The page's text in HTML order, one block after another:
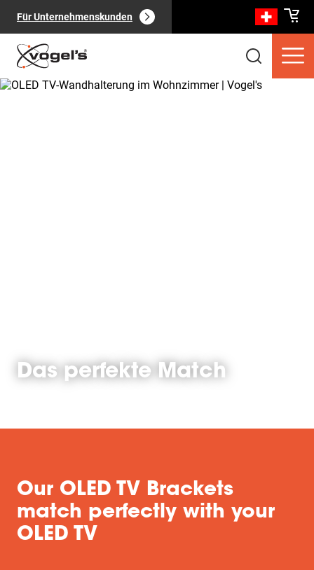
Für Unternehmenskunden
Das perfekte Match
Our OLED TV Brackets
match perfectly with your
OLED TV